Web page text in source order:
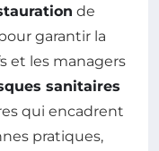
de
garantir la
et les managers
sanitaires
qui encadrent
pratiques,